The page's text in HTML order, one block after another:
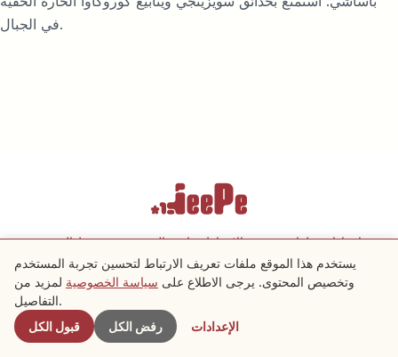
في الجبال.
شروط الخدمةسياسة الخصوصيةإعدادات ملفات تعريف الارتباط
Copyright © 2026 JeePe Inc. All rights reserved.
يستخدم هذا الموقع ملفات تعريف الارتباط لتحسين تجربة المستخدم
وتخصيص المحتوى. يرجى الاطلاع على سياسة الخصوصية لمزيد من
التفاصيل.
قبول الكل
رفض الكل الإعدادات